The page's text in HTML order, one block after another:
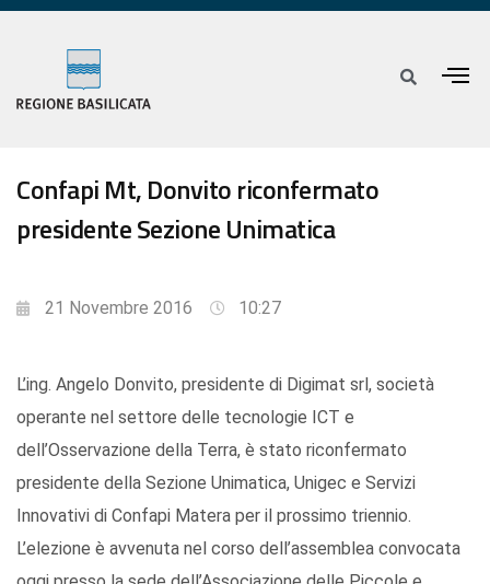
Confapi Mt, Donvito riconfermato
presidente Sezione Unimatica
21 Novembre 2016 10:27
L’ing. Angelo Donvito, presidente di Digimat srl, società
operante nel settore delle tecnologie ICT e
dell’Osservazione della Terra, è stato riconfermato
presidente della Sezione Unimatica, Unigec e Servizi
Innovativi di Confapi Matera per il prossimo triennio.
L’elezione è avvenuta nel corso dell’assemblea convocata